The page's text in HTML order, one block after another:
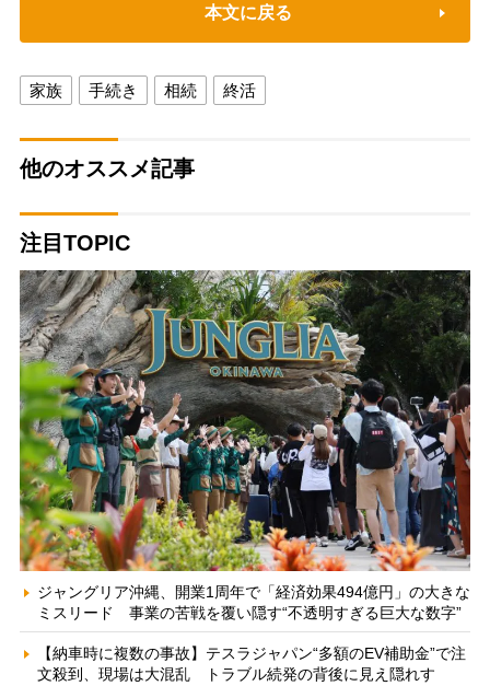
本文に戻る
家族 手続き 相続 終活
他のオススメ記事
注目TOPIC
ジャングリア沖縄、開業1周年で「経済効果494億円」の大きな
ミスリード 事業の苦戦を覆い隠す“不透明すぎる巨大な数字”
【納車時に複数の事故】テスラジャパン“多額のEV補助金”で注
文殺到、現場は大混乱 トラブル続発の背後に見え隠れす